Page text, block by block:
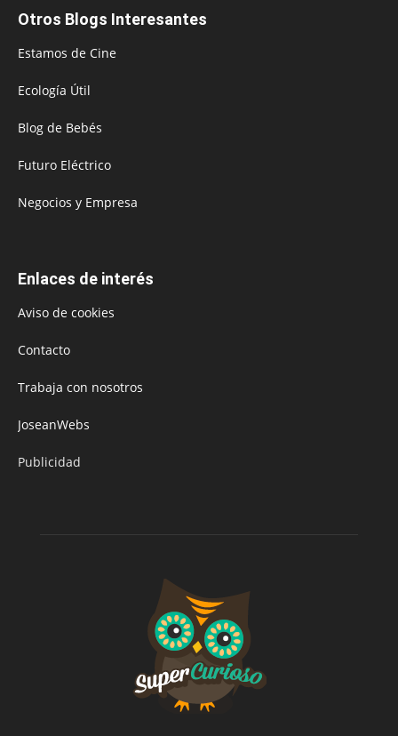
Otros Blogs Interesantes
Estamos de Cine
Ecología Útil
Blog de Bebés
Futuro Eléctrico
Negocios y Empresa
Enlaces de interés
Aviso de cookies
Contacto
Trabaja con nosotros
JoseanWebs
Publicidad